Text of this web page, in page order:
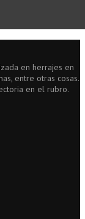
en herrajes en
entre otras cosas.
en el rubro.